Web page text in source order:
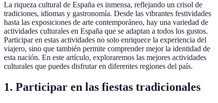
La riqueza cultural de España es inmensa, reflejando un crisol de
tradiciones, idiomas y gastronomía. Desde las vibrantes festividades
hasta las exposiciones de arte contemporáneo, hay una variedad de
actividades culturales en España que se adaptan a todos los gustos.
Participar en estas actividades no solo enriquece la experiencia del
viajero, sino que también permite comprender mejor la identidad de
esta nación. En este artículo, exploraremos las mejores actividades
culturales que puedes disfrutar en diferentes regiones del país.
1. Participar en las fiestas tradicionales